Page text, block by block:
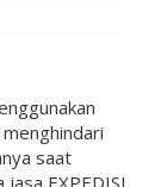
menghindari
saat
EXPEDISI.